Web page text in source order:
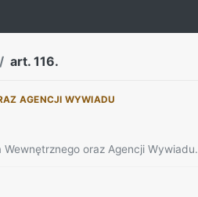
art. 116.
AGENCJI WYWIADU
oraz Agencji Wywiadu.